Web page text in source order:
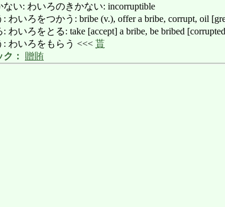
ない: わいろのきかない: incorruptible
わいろをつかう: bribe (v.), offer a bribe, corrupt, oil
わいろをとる: take [accept] a bribe, be bribed
: わいろをもらう <<< 貰
：
贈賄